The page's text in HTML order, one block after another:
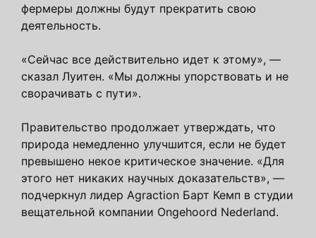
фермеры должны будут прекратить свою
деятельность.
«Сейчас все действительно идет к этому», —
сказал Луитен. «Мы должны упорствовать и не
сворачивать с пути».
Правительство продолжает утверждать, что
природа немедленно улучшится, если не будет
превышено некое критическое значение. «Для
этого нет никаких научных доказательств», —
подчеркнул лидер Agraction Барт Кемп в студии
вещательной компании Ongehoord Nederland.